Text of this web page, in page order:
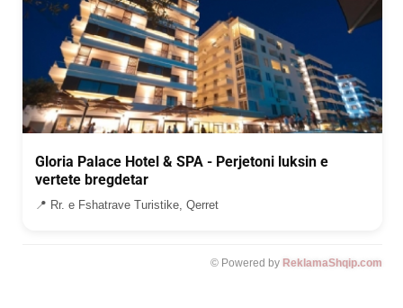
Gloria Palace Hotel & SPA - Perjetoni luksin e
vertete bregdetar
📍 Rr. e Fshatrave Turistike, Qerret
© Powered by ReklamaShqip.com